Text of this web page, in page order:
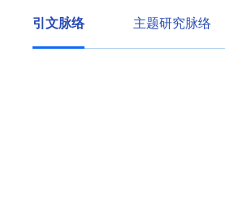
引文脉络 主题研究脉络